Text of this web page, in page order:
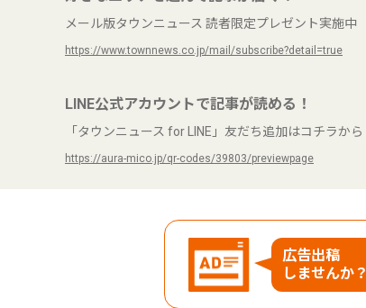
メール版タウンニュース 読者限定プレゼント実施中
https://www.townnews.co.jp/mail/subscribe?detail=true
LINE公式アカウントで記事が読める！
「タウンニュース for LINE」友だち追加はコチラから
https://aura-mico.jp/qr-codes/39803/previewpage
広告出稿
しませんか？